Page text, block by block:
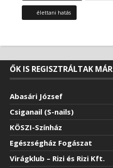
élettani hatás
ŐK IS REGISZTRÁLTAK MÁR
Abasári József
Csiganail (S-nails)
KÖSZI-Színház
Egészségház Fogászat
Virágklub – Rizi és Rizi Kft.